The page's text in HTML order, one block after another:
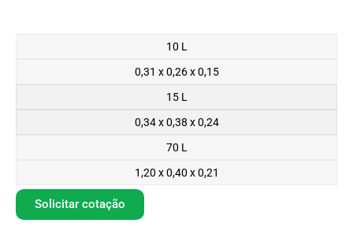
10 L
0,31 x 0,26 x 0,15
15 L
0,34 x 0,38 x 0,24
70 L
1,20 x 0,40 x 0,21
Solicitar cotação